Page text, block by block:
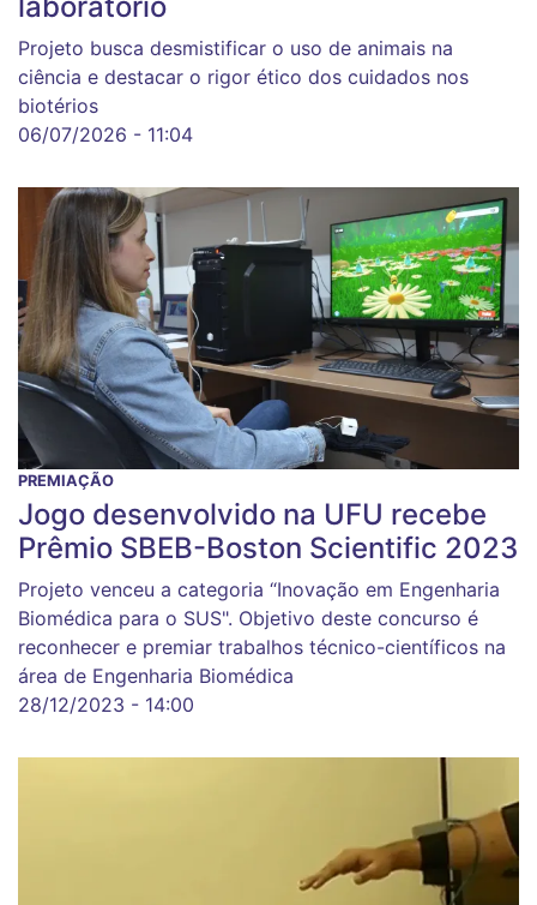
Projeto busca desmistificar o uso de animais na
ciência e destacar o rigor ético dos cuidados nos
biotérios
06/07/2026 - 11:04
PREMIAÇÃO
Jogo desenvolvido na UFU recebe
Prêmio SBEB-Boston Scientific 2023
Projeto venceu a categoria “Inovação em Engenharia
Biomédica para o SUS". Objetivo deste concurso é
reconhecer e premiar trabalhos técnico-científicos na
área de Engenharia Biomédica
28/12/2023 - 14:00